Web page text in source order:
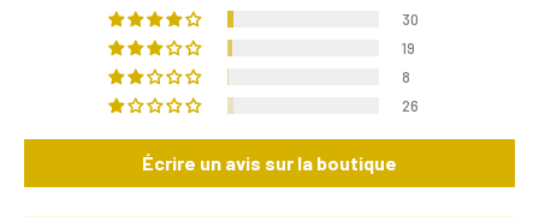
30
19
8
26
Écrire un avis sur la boutique